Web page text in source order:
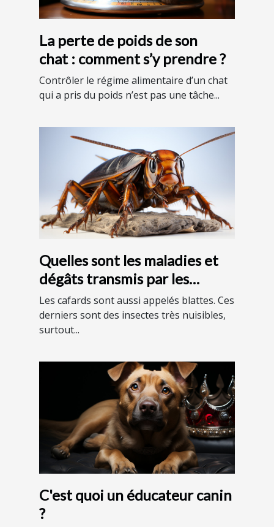
La perte de poids de son
chat : comment s’y prendre ?
Contrôler le régime alimentaire d’un chat
qui a pris du poids n’est pas une tâche...
Quelles sont les maladies et
dégâts transmis par les
cafards ?
Les cafards sont aussi appelés blattes. Ces
derniers sont des insectes très nuisibles,
surtout...
C'est quoi un éducateur canin
?